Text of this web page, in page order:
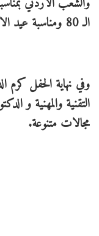
الـ 80 ومناسبة عيد الاضحى المبارك .
وفي نهاية الحفل كرم
التقنية والمهنية و
مجالات متنوعة.